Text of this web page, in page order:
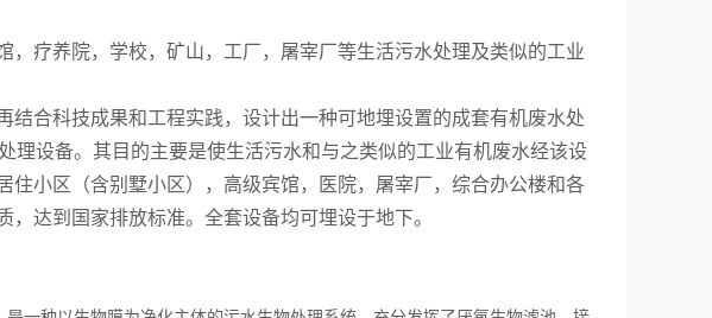
疗养院，学校，矿山，工厂，屠宰厂等生活污水处理及类似的工业
合科技成果和工程实践，设计出一种可地埋设置的成套有机废水处
理设备。其目的主要是使生活污水和与之类似的工业有机废水经该设
住小区（含别墅小区），高级宾馆，医院，屠宰厂，综合办公楼和各
达到国家排放标准。全套设备均可埋设于地下。